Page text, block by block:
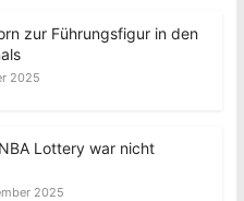
zur Führungsfigur in den
2025
Lottery war nicht
2025